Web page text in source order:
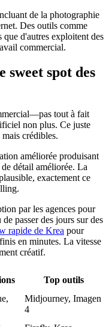
de la photographie
Des outils comme
d'autres exploitent des
commercial.
sweet spot des
tout à fait
non plus. Ce juste
crédibles.
améliorée produisant
détail améliorée. La
exactement ce
par les agences pour
passer des jours sur des
rapide de Krea pour
en minutes. La vitesse
créatif.
Top outils
Midjourney, Imagen
4